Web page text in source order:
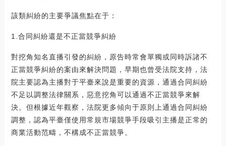
該類糾紛的主要爭議焦點在于：
1.合同糾紛還是不正當競爭糾紛
對挖角知名直播引發的糾紛，原告時常會單獨或同時訴諸不
正當競爭糾紛的案由來解決問題，早期也曾受法院支持，法
院主要認為主播對于平臺來說是重要的資源，通過合同糾紛
不足以調整法律關系，惡意挖角可以通過不正當競爭來解
決。但根據近年觀察，法院更多傾向于原則上通過合同糾紛
調整，認為平臺僅使用常規市場競爭手段吸引主播是正常的
商業活動范疇，不構成不正當競爭。